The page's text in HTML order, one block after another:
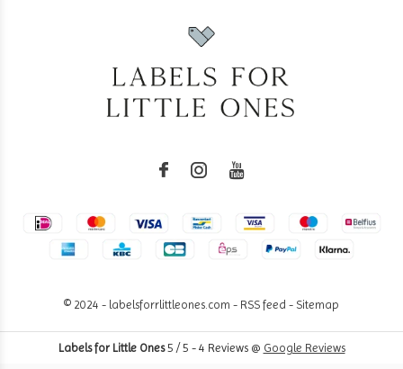
© 2024 - labelsforrlittleones.com - RSS feed - Sitemap
Labels for Little Ones5 / 5 - 4 Reviews @ Google Reviews